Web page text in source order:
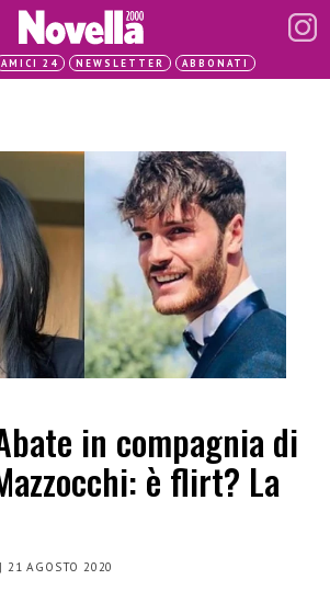
AMICI 24 NEWSLETTER ABBONATI
in compagnia di
è flirt? La
|21 AGOSTO 2020